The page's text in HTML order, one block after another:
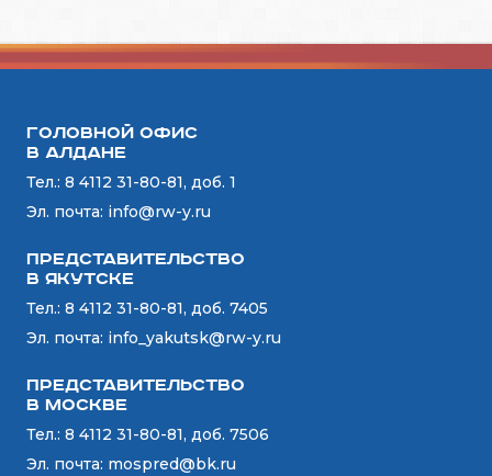
Головной офис
в Алдане
Тел.: 8 4112 31-80-81, доб. 1
Эл. почта: info@rw-y.ru
Представительство
в Якутске
Тел.: 8 4112 31-80-81, доб. 7405
Эл. почта: info_yakutsk@rw-y.ru
Представительство
в Москве
Тел.: 8 4112 31-80-81, доб. 7506
Эл. почта: mospred@bk.ru